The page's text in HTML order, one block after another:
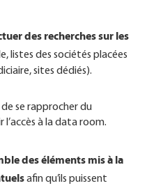
des recherches sur les
listes des sociétés placées
sites dédiés).
se rapprocher du
à la data room.
des éléments mis à la
afin qu’ils puissent